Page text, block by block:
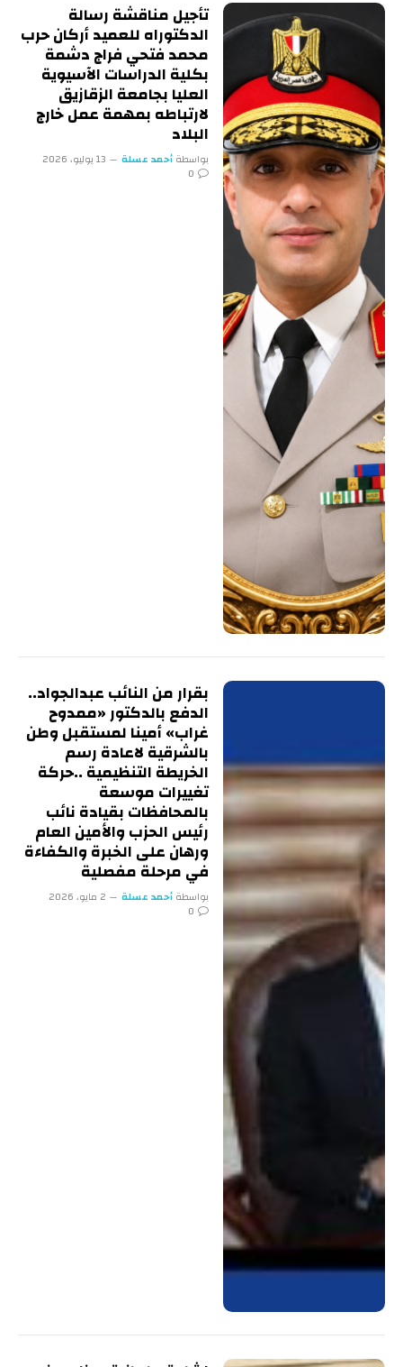
تأجيل مناقشة رسالة
الدكتوراه للعميد أركان حرب
محمد فتحي فراج دشمة
بكلية الدراسات الآسيوية
العليا بجامعة الزقازيق
لارتباطه بمهمة عمل خارج
البلاد
بواسطة أحمد عسلة
13 يوليو، 2026
0
بقرار من النائب عبدالجواد..
الدفع بالدكتور «ممدوح
غراب» أمينا لمستقبل وطن
بالشرقية لاعادة رسم
الخريطة التنظيمية ..حركة
تغييرات موسعة
بالمحافظات بقيادة نائب
رئيس الحزب والأمين العام
ورهان على الخبرة والكفاءة
في مرحلة مفصلية
بواسطة أحمد عسلة
2 مايو، 2026
0